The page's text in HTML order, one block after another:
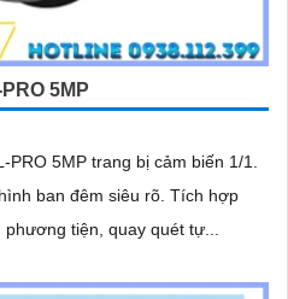
5MP
5MP trang bị cảm biến 1/1.
đêm siêu rõ. Tích hợp
tiện, quay quét tự...